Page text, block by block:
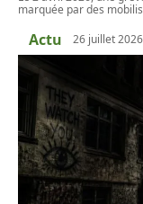
marquée par des
Actu 26 juillet 2026